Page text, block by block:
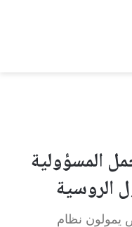
المسؤولية
الروسية
يمولون نظام